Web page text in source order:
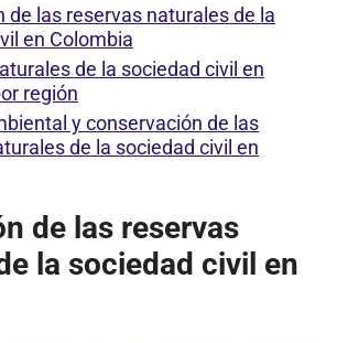
de las reservas naturales de la
en Colombia
de la sociedad civil en
región
y conservación de las
de la sociedad civil en
de las reservas
la sociedad civil en